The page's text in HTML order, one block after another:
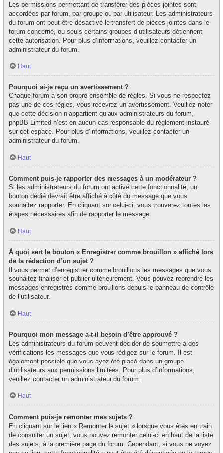
Les permissions permettant de transférer des pièces jointes sont
accordées par forum, par groupe ou par utilisateur. Les administrateurs
du forum ont peut-être désactivé le transfert de pièces jointes dans le
forum concerné, ou seuls certains groupes d’utilisateurs détiennent
cette autorisation. Pour plus d’informations, veuillez contacter un
administrateur du forum.
Haut
Pourquoi ai-je reçu un avertissement ?
Chaque forum a son propre ensemble de règles. Si vous ne respectez
pas une de ces règles, vous recevrez un avertissement. Veuillez noter
que cette décision n’appartient qu’aux administrateurs du forum,
phpBB Limited n’est en aucun cas responsable du règlement instauré
sur cet espace. Pour plus d’informations, veuillez contacter un
administrateur du forum.
Haut
Comment puis-je rapporter des messages à un modérateur ?
Si les administrateurs du forum ont activé cette fonctionnalité, un
bouton dédié devrait être affiché à côté du message que vous
souhaitez rapporter. En cliquant sur celui-ci, vous trouverez toutes les
étapes nécessaires afin de rapporter le message.
Haut
À quoi sert le bouton « Enregistrer comme brouillon » affiché lors
de la rédaction d’un sujet ?
Il vous permet d’enregistrer comme brouillons les messages que vous
souhaitez finaliser et publier ultérieurement. Vous pouvez reprendre les
messages enregistrés comme brouillons depuis le panneau de contrôle
de l’utilisateur.
Haut
Pourquoi mon message a-t-il besoin d’être approuvé ?
Les administrateurs du forum peuvent décider de soumettre à des
vérifications les messages que vous rédigez sur le forum. Il est
également possible que vous ayez été placé dans un groupe
d’utilisateurs aux permissions limitées. Pour plus d’informations,
veuillez contacter un administrateur du forum.
Haut
Comment puis-je remonter mes sujets ?
En cliquant sur le lien « Remonter le sujet » lorsque vous êtes en train
de consulter un sujet, vous pouvez remonter celui-ci en haut de la liste
des sujets, à la première page du forum. Cependant, si vous ne voyez